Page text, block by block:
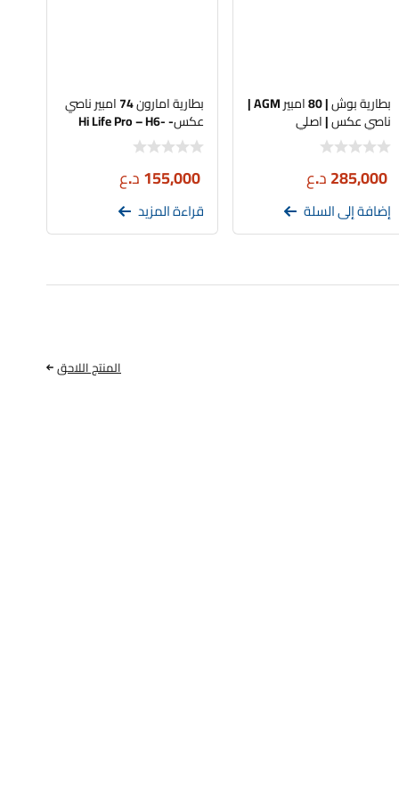
بطارية بوش | 80 امبير AGM |
ناصي عكس | اصلي
285,000د.ع
إضافة إلى السلة
بطارية امارون 74 امبير ناصي
عكس- Hi Life Pro – H6-
DIN74L
155,000د.ع
قراءة المزيد
المنتج اللاحق